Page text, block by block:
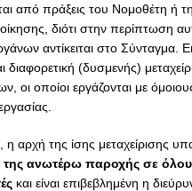
από πράξεις του Νομοθέτη ή
διότι στην περίπτωση
αντίκειται στο Σύνταγμα.
διαφορετική (δυσμενής)
οι οποίοι εργάζονται με
αρχή της ίσης μεταχείρισης
της ανωτέρω παροχής σε
και είναι επιβεβλημένη η